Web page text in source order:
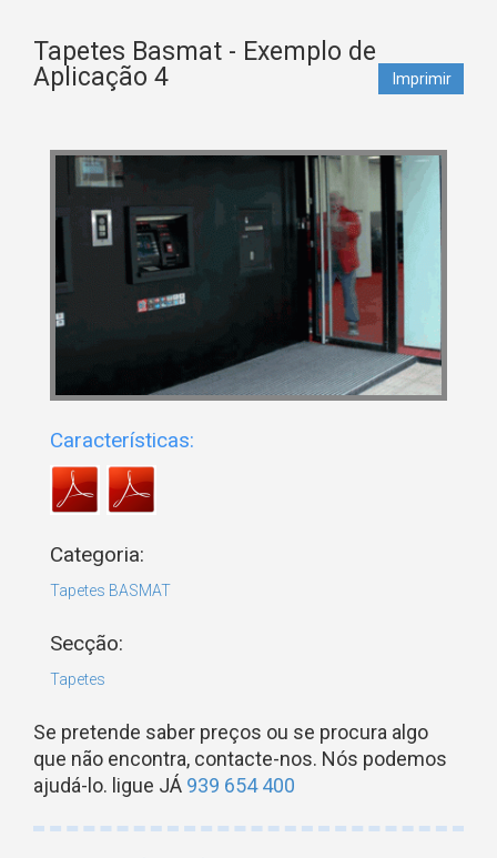
Tapetes Basmat - Exemplo de
Aplicação 4
Imprimir
Características:
Categoria:
Tapetes BASMAT
Secção:
Tapetes
Se pretende saber preços ou se procura algo
que não encontra, contacte-nos. Nós podemos
ajudá-lo. ligue JÁ 939 654 400